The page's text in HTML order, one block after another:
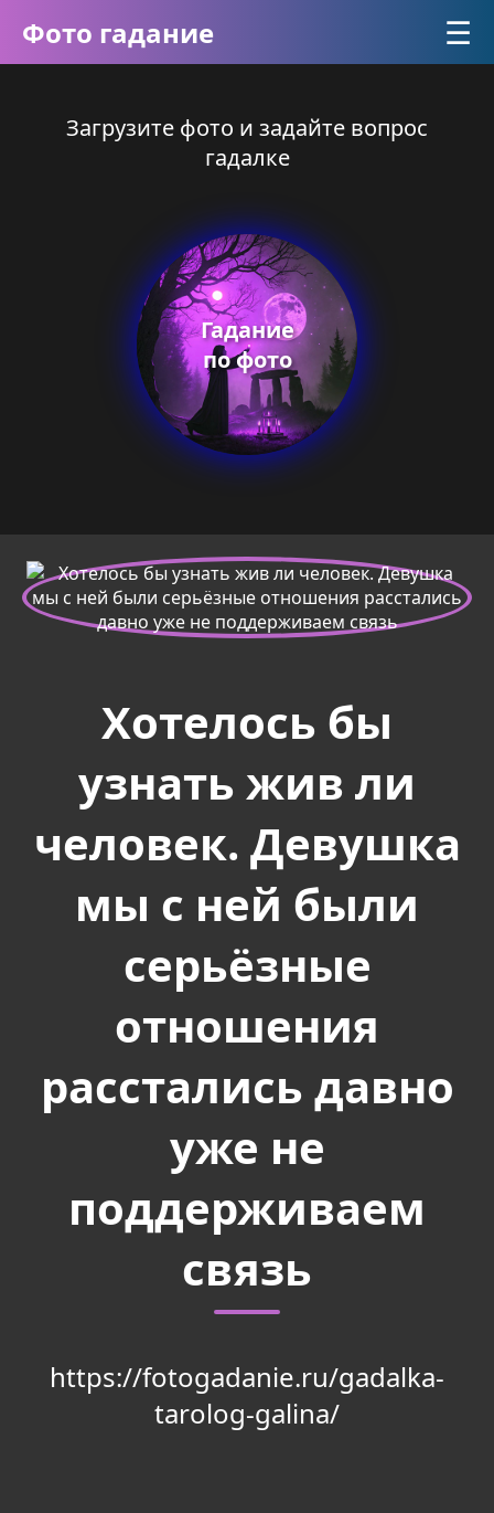
Фото гадание ☰
Загрузите фото и задайте вопрос
гадалке
Гадание
по фото
Хотелось бы
узнать жив ли
человек. Девушка
мы с ней были
серьёзные
отношения
расстались давно
уже не
поддерживаем
связь
https://fotogadanie.ru/gadalka-
tarolog-galina/